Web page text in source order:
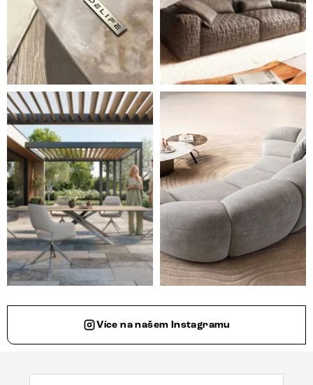
Styl, odolnost a společné chvíle pod širým nebem.
Ne každá pohovka je jen
Více na našem Instagramu